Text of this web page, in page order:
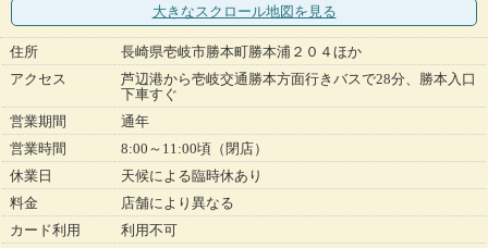
大きなスクロール地図 を見る
住所
長崎県壱岐市勝本町勝本浦２０４ほか
アクセス
芦辺港から壱岐交通勝本方面行きバスで28分、勝本入口
下車すぐ
営業期間
通年
営業時間
8:00～11:00頃（閉店）
休業日
天候による臨時休あり
料金
店舗により異なる
カード利用
利用不可